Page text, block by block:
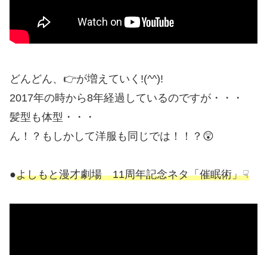
どんどん、👉が増えていく!(^^)!
2017年の時から8年経過しているのですが・・・
髪型も体型・・・
ん！？もしかして洋服も同じでは！！？😲
●よしもと漫才劇場 11周年記念ネタ「催眠術」☟